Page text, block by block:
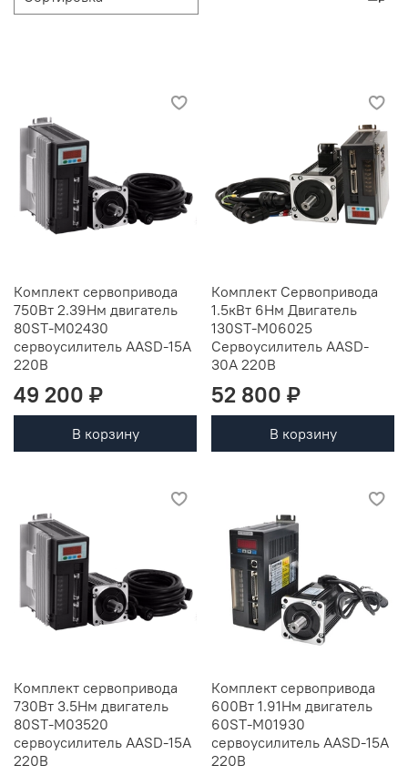
Комплект сервопривода
750Вт 2.39Нм двигатель
80ST-M02430
сервоусилитель AASD-15A
220В
49 200 ₽
В корзину
Комплект Сервопривода
1.5кВт 6Нм Двигатель
130ST-M06025
Сервоусилитель AASD-
30A 220В
52 800 ₽
В корзину
Комплект сервопривода
730Вт 3.5Нм двигатель
80ST-M03520
сервоусилитель AASD-15A
220В
Комплект сервопривода
600Вт 1.91Нм двигатель
60ST-M01930
сервоусилитель AASD-15A
220В